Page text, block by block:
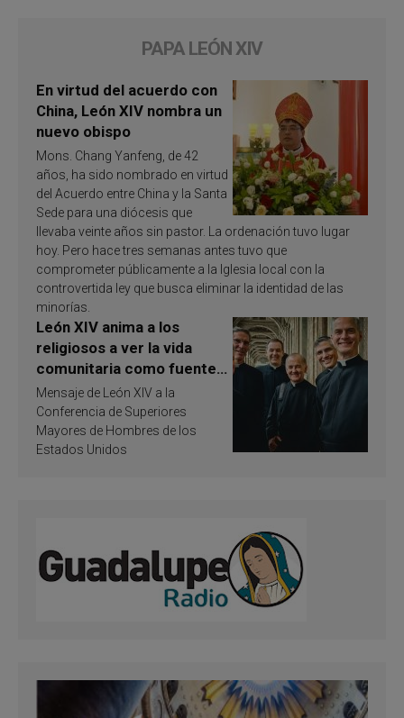
PAPA LEÓN XIV
En virtud del acuerdo con
China, León XIV nombra un
nuevo obispo
Mons. Chang Yanfeng, de 42
años, ha sido nombrado en virtud
del Acuerdo entre China y la Santa
Sede para una diócesis que
llevaba veinte años sin pastor. La ordenación tuvo lugar
hoy. Pero hace tres semanas antes tuvo que
comprometer públicamente a la Iglesia local con la
controvertida ley que busca eliminar la identidad de las
minorías.
León XIV anima a los
religiosos a ver la vida
comunitaria como fuente
de inspiración y
santificación
Mensaje de León XIV a la
Conferencia de Superiores
Mayores de Hombres de los
Estados Unidos